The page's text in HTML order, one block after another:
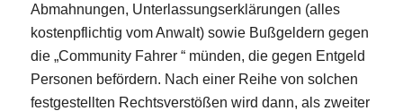
Abmahnungen, Unterlassungserklärungen (alles
kostenpflichtig vom Anwalt) sowie Bußgeldern gegen
die „Community Fahrer “ münden, die gegen Entgeld
Personen befördern. Nach einer Reihe von solchen
festgestellten Rechtsverstößen wird dann, als zweiter